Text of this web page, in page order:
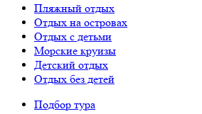
Пляжный отдых
Отдых на островах
Отдых с детьми
Морские круизы
Детский отдых
Отдых без детей
Подбор тура